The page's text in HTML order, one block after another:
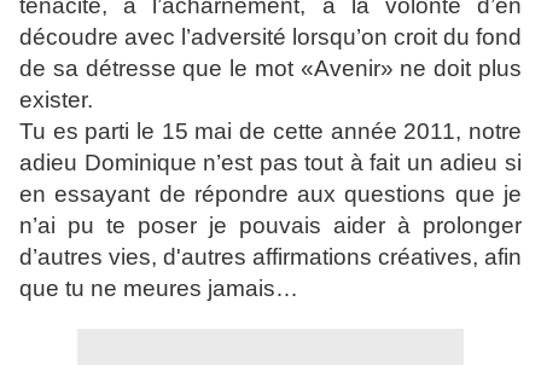
ténacité, à l’acharnement, à la volonté d’en
découdre avec l’adversité lorsqu’on croit du fond
de sa détresse que le mot «Avenir» ne doit plus
exister.
Tu es parti le 15 mai de cette année 2011, notre
adieu Dominique n’est pas tout à fait un adieu si
en essayant de répondre aux questions que je
n’ai pu te poser je pouvais aider à prolonger
d’autres vies, d'autres affirmations créatives, afin
que tu ne meures jamais…